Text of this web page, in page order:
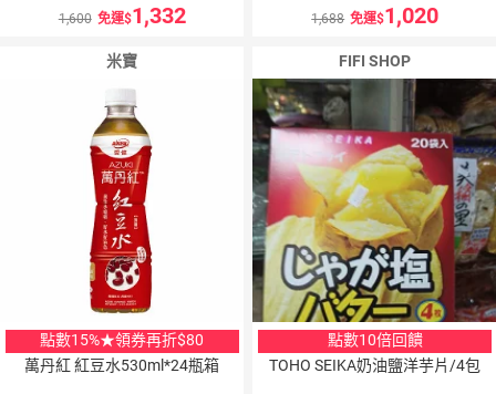
1,600 免運 1,332 1,688 免運 1,020
米寶
點數15%★領券再折$80
萬丹紅 紅豆水530ml*24瓶箱
FIFI SHOP
點數10倍回饋
TOHO SEIKA奶油鹽洋芋片/4包